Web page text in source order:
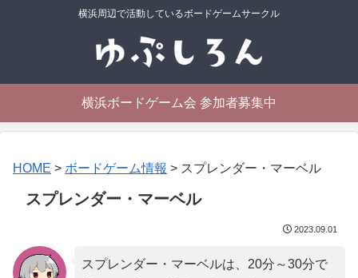
横浜周辺で活動しているボードゲームサークル
横浜ボードゲーム会 参加者募集中
HOME > ボードゲーム情報 > スプレンダー・マーベル
スプレンダー・マーベル
2023.09.01
スプレンダー・マーベルは、20分～30分で